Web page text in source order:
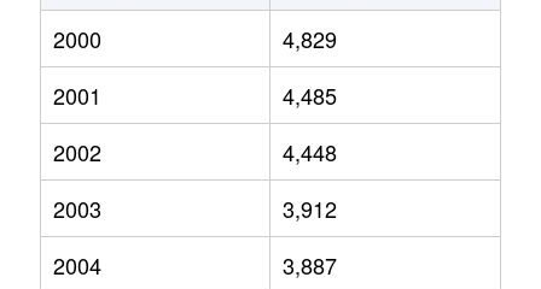
2000
4,829
2001
4,485
2002
4,448
2003
3,912
2004
3,887